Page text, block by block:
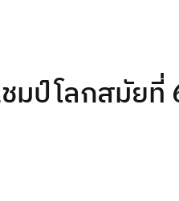
มป์โลกสมัยที่